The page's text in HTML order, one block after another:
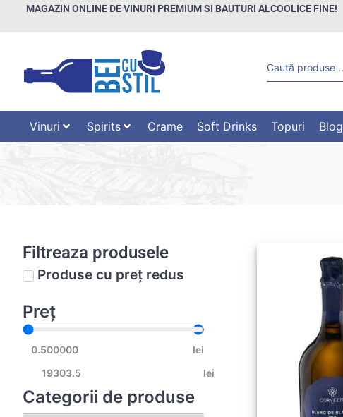
MAGAZIN ONLINE DE VINURI PREMIUM SI BAUTURI ALCOOLICE FINE!
Vinuri Spirits Crame Soft Drinks Topuri Blog
Filtreaza produsele
Produse cu preț redus
Preț
lei
lei
Categorii de produse